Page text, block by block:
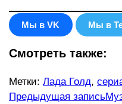
Мы в VK Мы в
Смотреть также:
Метки: Лада Голд,
Еще
Предыдущая запись